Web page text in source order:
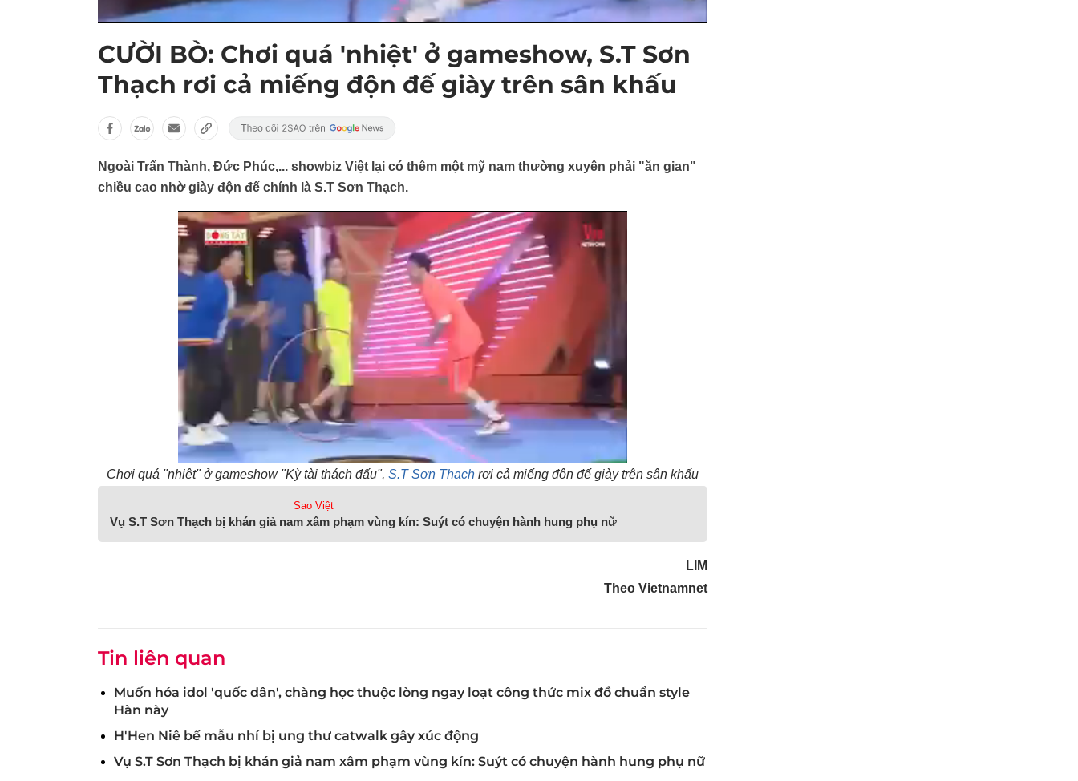
CƯỜI BÒ: Chơi quá 'nhiệt' ở gameshow, S.T Sơn
Thạch rơi cả miếng độn đế giày trên sân khấu
Ngoài Trấn Thành, Đức Phúc,... showbiz Việt lại có thêm một mỹ nam thường xuyên phải "ăn gian"
chiều cao nhờ giày độn đế chính là S.T Sơn Thạch.
Chơi quá "nhiệt" ở gameshow "Kỳ tài thách đấu", S.T Sơn Thạch rơi cả miếng độn đế giày trên sân khấu
Sao Việt
Vụ S.T Sơn Thạch bị khán giả nam xâm phạm vùng kín: Suýt có chuyện hành hung phụ nữ
LIM
Theo Vietnamnet
Tin liên quan
Muốn hóa idol 'quốc dân', chàng học thuộc lòng ngay loạt công thức mix đồ chuẩn style
Hàn này
H'Hen Niê bế mẫu nhí bị ung thư catwalk gây xúc động
Vụ S.T Sơn Thạch bị khán giả nam xâm phạm vùng kín: Suýt có chuyện hành hung phụ nữ